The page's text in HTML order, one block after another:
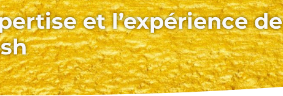
et l’expérience de